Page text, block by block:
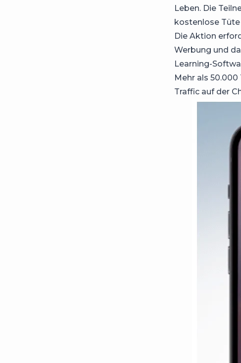
Leben. Die
kostenlose Tüte
Die Aktion
Werbung und
Learning-
Mehr als
Traffic auf der